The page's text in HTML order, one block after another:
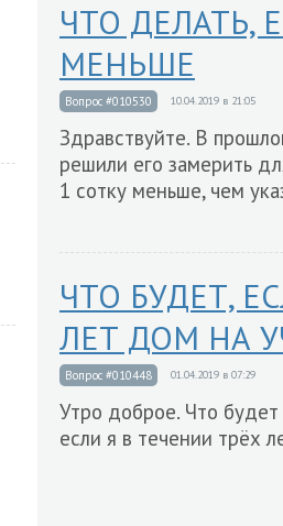
ЧТО ДЕЛАТЬ,
МЕНЬШЕ
Вопрос #010530 10.04.2019 в 21:05
Здравствуйте. В
решили его замерить
1 сотку меньше, чем
ЧТО БУДЕТ,
ЛЕТ ДОМ НА
Вопрос #010448 01.04.2019 в 07:29
Утро доброе. Что
если я в течении трёх